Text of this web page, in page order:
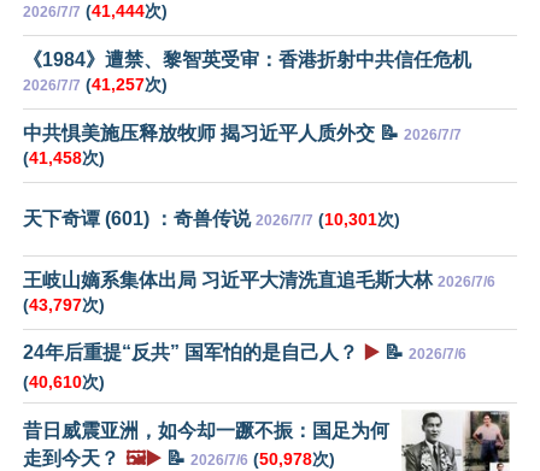
2026/7/7 (41,444次)
《1984》遭禁、黎智英受审：香港折射中共信任危机
2026/7/7 (41,257次)
中共惧美施压释放牧师 揭习近平人质外交 📝 2026/7/7
(41,458次)
天下奇谭 (601) ：奇兽传说 2026/7/7 (10,301次)
王岐山嫡系集体出局 习近平大清洗直追毛斯大林 2026/7/6
(43,797次)
24年后重提“反共” 国军怕的是自己人？ ▶️ 📝 2026/7/6
(40,610次)
昔日威震亚洲，如今却一蹶不振：国足为何
走到今天？ 🖼️▶️ 📝 2026/7/6 (50,978次)